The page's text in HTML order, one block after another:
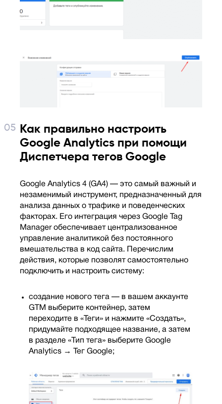
Как правильно настроить
Google Analytics при помощи
Диспетчера тегов Google
Google Analytics 4 (GA4) — это самый важный и
незаменимый инструмент, предназначенный для
анализа данных о трафике и поведенческих
факторах. Его интеграция через Google Tag
Manager обеспечивает централизованное
управление аналитикой без постоянного
вмешательства в код сайта. Перечислим
действия, которые позволят самостоятельно
подключить и настроить систему:
создание нового тега — в вашем аккаунте
GTM выберите контейнер, затем
переходите в «Теги» и нажмите «Создать»,
придумайте подходящее название, а затем
в разделе «Тип тега» выберите Google
Analytics → Тег Google;